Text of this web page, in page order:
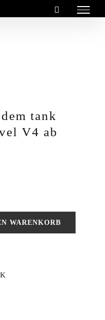
tank
V4 ab
WARENKORB